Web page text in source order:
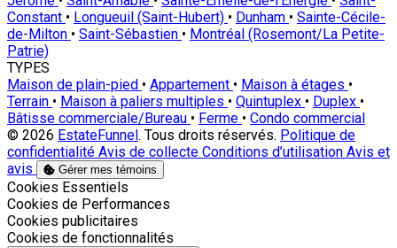
Constant • Longueuil (Saint-Hubert) • Dunham • Sainte-Cécile-
de-Milton • Saint-Sébastien • Montréal (Rosemont/La Petite-
Patrie)
TYPES
Maison de plain-pied • Appartement • Maison à étages •
Terrain • Maison à paliers multiples • Quintuplex • Duplex •
Bâtisse commerciale/Bureau • Ferme • Condo commercial
© 2026 EstateFunnel . Tous droits réservés. Politique de
confidentialité Avis de collecte Conditions d’utilisation Avis et
avis
Gérer mes témoins
Activer
Cookies Essentiels
Activer
Cookies de Performances
Activer
Cookies publicitaires
Activer
Cookies de fonctionnalités